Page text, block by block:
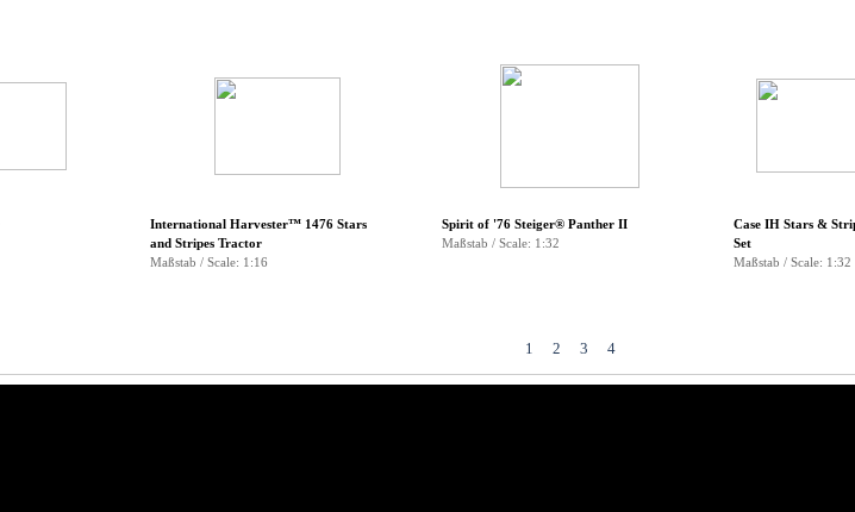
International Harvester™ 1476 Stars
and Stripes Tractor
Maßstab / Scale: 1:16
Spirit of '76 Steiger® Panther II
Maßstab / Scale: 1:32
Case IH Stars &
Set
Maßstab / Scale: 1:32
1 2 3 4